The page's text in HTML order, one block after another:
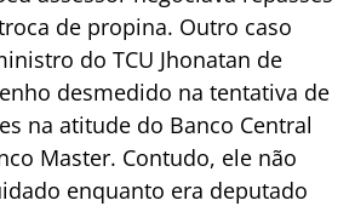
de propina. Outro caso
do TCU Jhonatan de
desmedido na tentativa de
na atitude do Banco Central
Master. Contudo, ele não
enquanto era deputado